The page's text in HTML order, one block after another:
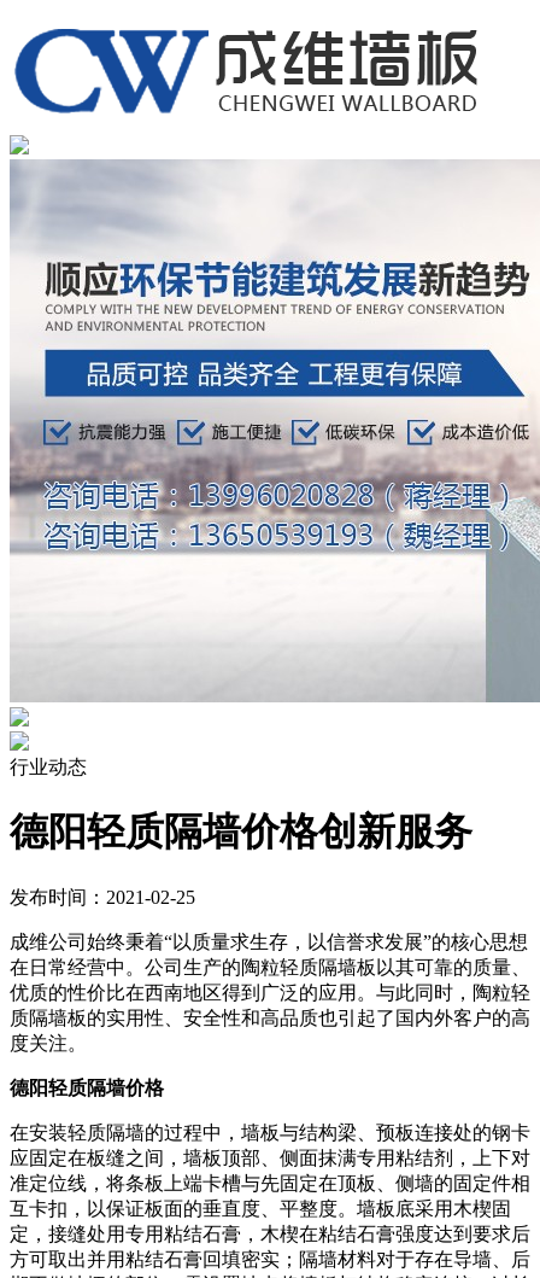
行业动态
德阳轻质隔墙价格创新服务
发布时间：2021-02-25
成维公司始终秉着“以质量求生存，以信誉求发展”的核心思想
在日常经营中。公司生产的陶粒轻质隔墙板以其可靠的质量、
优质的性价比在西南地区得到广泛的应用。与此同时，陶粒轻
质隔墙板的实用性、安全性和高品质也引起了国内外客户的高
度关注。
德阳轻质隔墙价格
在安装轻质隔墙的过程中，墙板与结构梁、预板连接处的钢卡
应固定在板缝之间，墙板顶部、侧面抹满专用粘结剂，上下对
准定位线，将条板上端卡槽与先固定在顶板、侧墙的固定件相
互卡扣，以保证板面的垂直度、平整度。墙板底采用木楔固
定，接缝处用专用粘结石膏，木楔在粘结石膏强度达到要求后
方可取出并用粘结石膏回填密实；隔墙材料对于存在导墙、后